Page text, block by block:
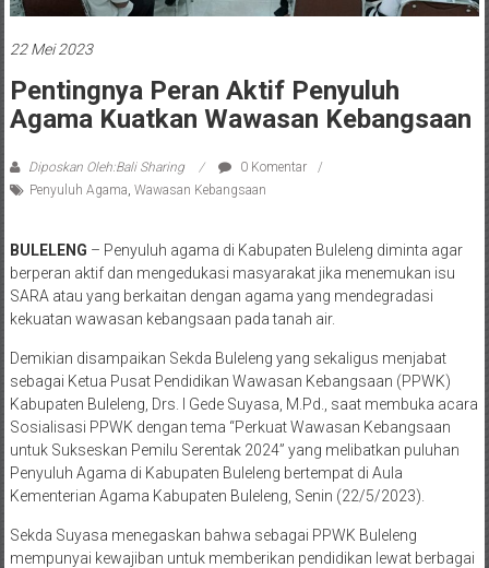
22 Mei 2023
Pentingnya Peran Aktif Penyuluh
Agama Kuatkan Wawasan Kebangsaan
Diposkan Oleh:Bali Sharing
0 Komentar
Penyuluh Agama Wawasan Kebangsaan
BULELENG – Penyuluh agama di Kabupaten Buleleng diminta agar
berperan aktif dan mengedukasi masyarakat jika menemukan isu
SARA atau yang berkaitan dengan agama yang mendegradasi
kekuatan wawasan kebangsaan pada tanah air.
Demikian disampaikan Sekda Buleleng yang sekaligus menjabat
sebagai Ketua Pusat Pendidikan Wawasan Kebangsaan (PPWK)
Kabupaten Buleleng, Drs. I Gede Suyasa, M.Pd., saat membuka acara
Sosialisasi PPWK dengan tema “Perkuat Wawasan Kebangsaan
untuk Sukseskan Pemilu Serentak 2024” yang melibatkan puluhan
Penyuluh Agama di Kabupaten Buleleng bertempat di Aula
Kementerian Agama Kabupaten Buleleng, Senin (22/5/2023).
Sekda Suyasa menegaskan bahwa sebagai PPWK Buleleng
mempunyai kewajiban untuk memberikan pendidikan lewat berbagai